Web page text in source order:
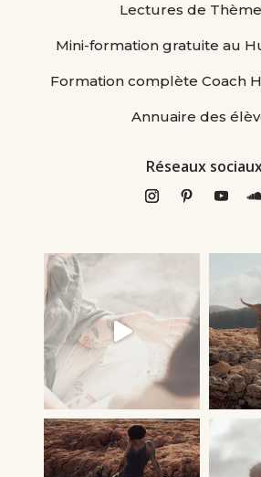
Lectures de
Mini-formation gratuite au
Formation complète Coach
Annuaire des
Réseaux